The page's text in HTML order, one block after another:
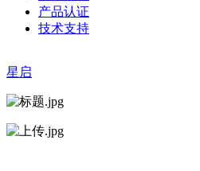
产品认证
技术支持
星启